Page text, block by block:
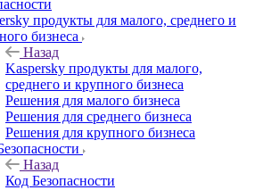
продукты для малого, среднего и
бизнеса
Назад
Kaspersky продукты для малого,
среднего и крупного бизнеса
Решения для малого бизнеса
Решения для среднего бизнеса
Решения для крупного бизнеса
Назад
Код Безопасности